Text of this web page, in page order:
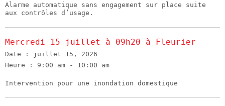
Alarme automatique sans engagement sur place suite
aux contrôles d’usage.
Mercredi 15 juillet à 09h20 à Fleurier
Date : juillet 15, 2026
Heure : 9:00 am - 10:00 am
Intervention pour une inondation domestique